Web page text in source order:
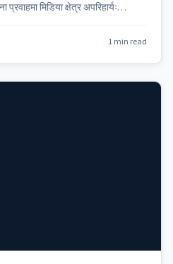
प्रवाहमा मिडिया क्षेत्र अपरिहार्यः…
1 min read